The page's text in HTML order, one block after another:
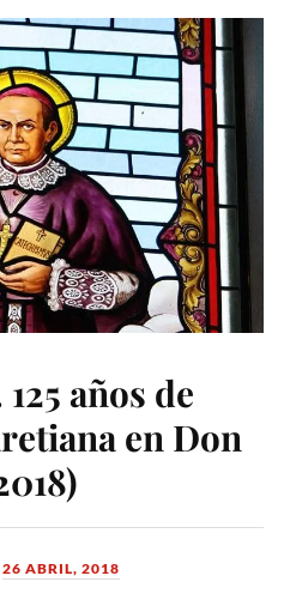
años de
en Don
26 ABRIL, 2018